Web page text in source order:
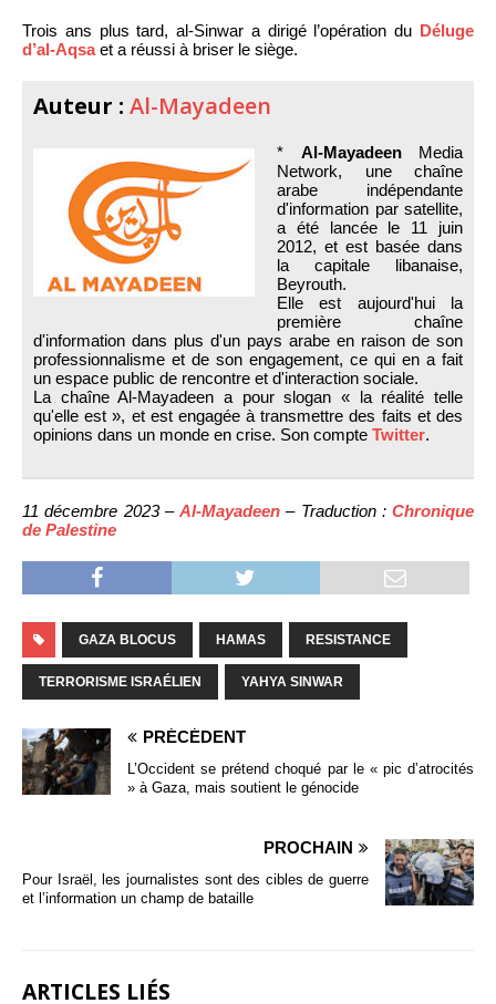
Trois ans plus tard, al-Sinwar a dirigé l’opération du Déluge
d’al-Aqsaet a réussi à briser le siège.
Auteur : Al-Mayadeen
* Al-MayadeenMedia
Network, une chaîne
arabe indépendante
d'information par satellite,
a été lancée le 11 juin
2012, et est basée dans
la capitale libanaise,
Beyrouth.
Elle est aujourd'hui la
première chaîne
d'information dans plus d'un pays arabe en raison de son
professionnalisme et de son engagement, ce qui en a fait
un espace public de rencontre et d'interaction sociale.
La chaîne Al-Mayadeen a pour slogan « la réalité telle
qu'elle est », et est engagée à transmettre des faits et des
opinions dans un monde en crise. Son compte Twitter.
11 décembre 2023 – Al-Mayadeen – Traduction : Chronique
de Palestine
GAZA BLOCUS HAMAS RESISTANCE
TERRORISME ISRAÉLIEN YAHYA SINWAR
PRÉCÉDENT
L’Occident se prétend choqué par le « pic d’atrocités
» à Gaza, mais soutient le génocide
PROCHAIN
Pour Israël, les journalistes sont des cibles de guerre
et l’information un champ de bataille
ARTICLES LIÉS